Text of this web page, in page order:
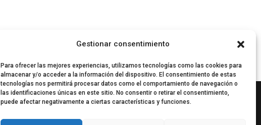
Gestionar consentimiento
Para ofrecer las mejores experiencias, utilizamos tecnologías como las cookies para
almacenar y/o acceder a la información del dispositivo. El consentimiento de estas
tecnologías nos permitirá procesar datos como el comportamiento de navegación o
las identificaciones únicas en este sitio. No consentir o retirar el consentimiento,
puede afectar negativamente a ciertas características y funciones.